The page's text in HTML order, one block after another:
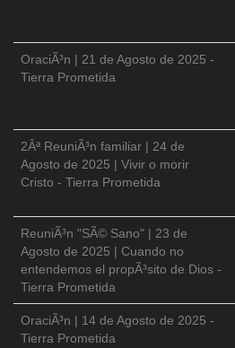
OraciÃ³n | 21 de Agosto de 2025 -
Tierra Prometida
2Âª ReuniÃ³n familiar | 24 de
Agosto de 2025 | Vivir o morir
Cristo - Tierra Prometida
ReuniÃ³n "SÃ© Sano" | 23 de
Agosto de 2025 | Cuando no
entendemos el propÃ³sito de Dios -
Tierra Prometida
OraciÃ³n | 14 de Agosto de 2025 -
Tierra Prometida